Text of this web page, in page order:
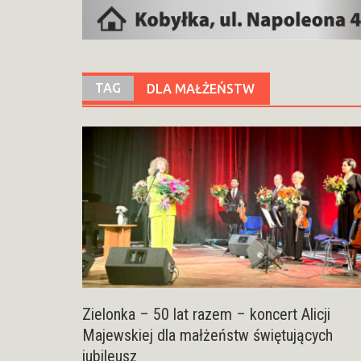
TAG DLA MAŁŻEŃSTW
Zielonka – 50 lat razem – koncert Alicji
Majewskiej dla małżeństw świętujących
jubileusz